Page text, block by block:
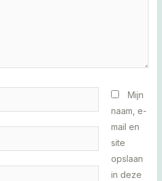
Mijn
naam, e-
mail en
site
opslaan
in deze